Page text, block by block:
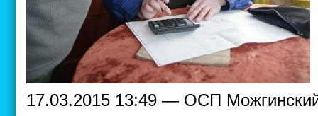
17.03.2015 13:49 — ОСП